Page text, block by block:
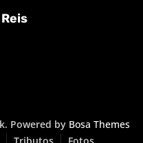
Powered by Bosa Themes